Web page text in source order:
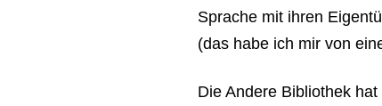
Sprache mit ihren
(das habe ich mir von
Die Andere Bibliothek